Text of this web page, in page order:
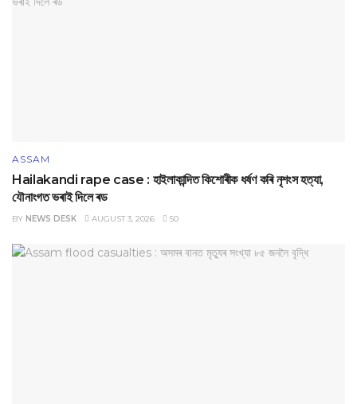
ASSAM
Hailakandi rape case : হাইলাকান্দিত কিশোৰীক ধৰ্ষণ কৰি নৃশংস হত্যা,
যৌনাংগত ভৰাই দিলে ৰড
BY NEWS DESK AUGUST 3, 2026 50